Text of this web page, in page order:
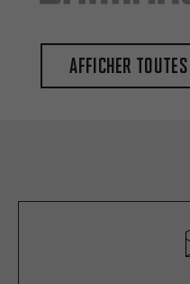
Afficher toutes